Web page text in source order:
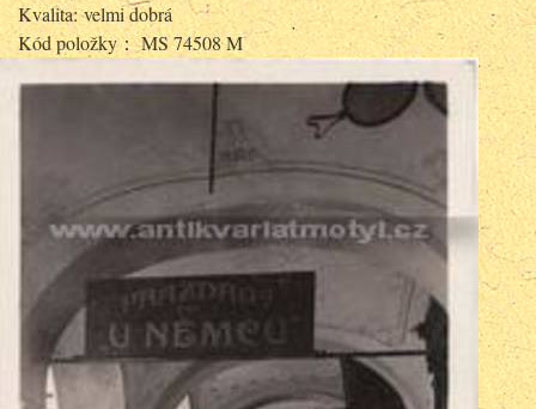
Kvalita: velmi dobrá
Kód položky： MS 74508 M